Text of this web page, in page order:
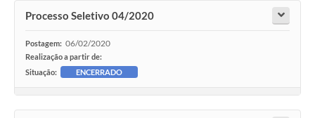
Processo Seletivo 04/2020
Postagem: 06/02/2020
Realização a partir de:
Situação:
ENCERRADO